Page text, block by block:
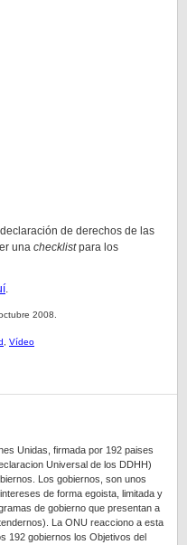
de derechos de las
una checklistpara los
.
2008.
Vídeo
Unidas, firmada por 192 paises
Universal de los DDHH)
Los gobiernos, son unos
de forma egoista, limitada y
de gobierno que presentan a
La ONU reacciono a esta
192 gobiernos los Objetivos del